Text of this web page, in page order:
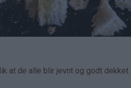
at de alle blir jevnt og godt